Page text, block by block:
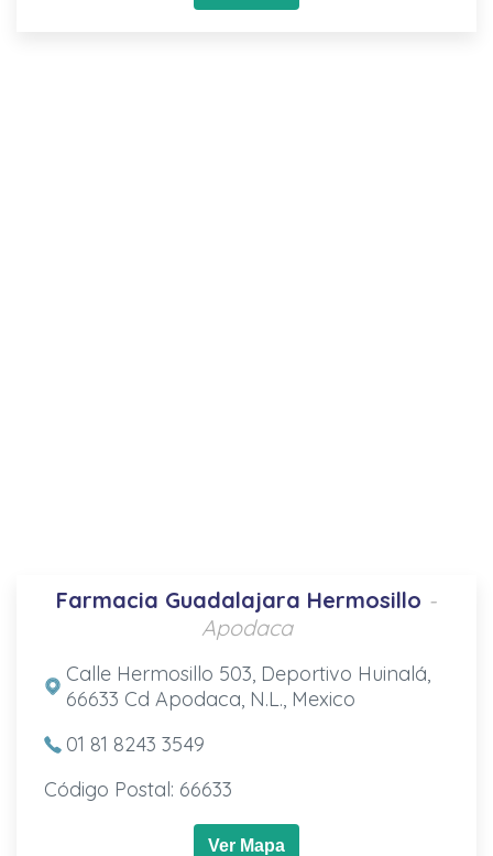
Farmacia Guadalajara Hermosillo -
Apodaca
Calle Hermosillo 503, Deportivo Huinalá,
66633 Cd Apodaca, N.L., Mexico
01 81 8243 3549
Código Postal: 66633
Ver Mapa